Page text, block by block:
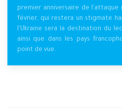
premier anniversaire de l'attaque
février, qui restera un stigmate
l'Ukraine sera la destination du
ainsi que dans les pays
point de vue.